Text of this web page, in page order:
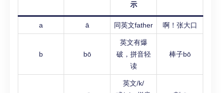
示
a ā 同英文father 啊！张大口
b bō
英文有爆
破，拼音轻
读
棒子bō
英文/k/